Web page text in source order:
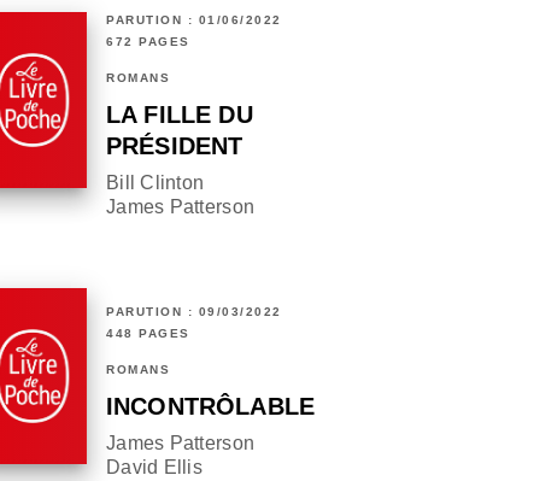
PARUTION : 01/06/2022
672 PAGES
ROMANS
LA FILLE DU
PRÉSIDENT
Bill Clinton
James Patterson
PARUTION : 09/03/2022
448 PAGES
ROMANS
INCONTRÔLABLE
James Patterson
David Ellis